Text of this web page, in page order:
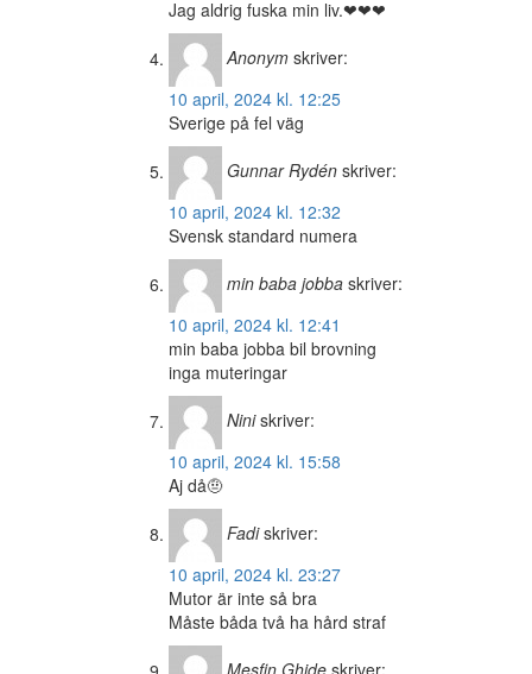
Jag aldrig fuska min liv.❤❤❤
Anonym skriver:
10 april, 2024 kl. 12:25
Sverige på fel väg
Gunnar Rydén skriver:
10 april, 2024 kl. 12:32
Svensk standard numera
min baba jobba skriver:
10 april, 2024 kl. 12:41
min baba jobba bil brovning
inga muteringar
Nini skriver:
10 april, 2024 kl. 15:58
Aj då🤨
Fadi skriver:
10 april, 2024 kl. 23:27
Mutor är inte så bra
Måste båda två ha hård straf